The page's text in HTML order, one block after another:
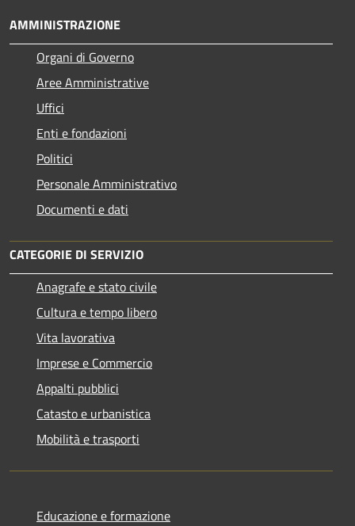
AMMINISTRAZIONE
Organi di Governo
Aree Amministrative
Uffici
Enti e fondazioni
Politici
Personale Amministrativo
Documenti e dati
CATEGORIE DI SERVIZIO
Anagrafe e stato civile
Cultura e tempo libero
Vita lavorativa
Imprese e Commercio
Appalti pubblici
Catasto e urbanistica
Mobilità e trasporti
Educazione e formazione